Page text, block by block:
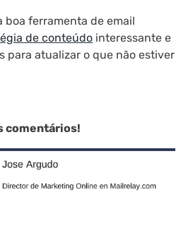
boa ferramenta de email
de conteúdo interessante e
para atualizar o que não estiver
comentários!